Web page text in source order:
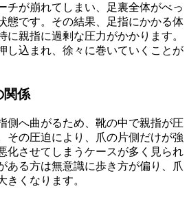
チが崩れてしまい、足裏全体がべっ
態です。その結果、足指にかかる体
に親指に過剰な圧力がかかります。
し込まれ、徐々に巻いていくことが
関係
側へ曲がるため、靴の中で親指が圧
その圧迫により、爪の片側だけが強
化させてしまうケースが多く見られ
ある方は無意識に歩き方が偏り、爪
きくなります。